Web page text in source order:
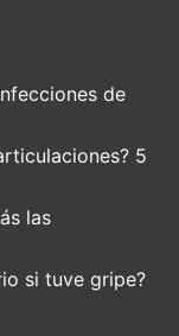
de
5
las
si tuve gripe?